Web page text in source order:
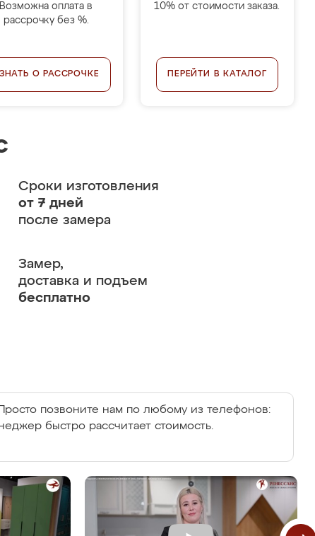
Возможна оплата в
рассрочку без %.
О РАССРОЧКЕ
10% от стоимости заказа.
ПЕРЕЙТИ В КАТАЛОГ
Сроки изготовления
от 7 дней
после замера
Замер,
доставка и подъем
бесплатно
позвоните нам по любому из телефонов:
быстро рассчитает стоимость.